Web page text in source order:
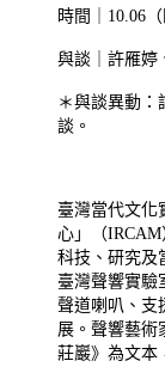
時間｜10.06（
與談｜許雁婷
＊與談異動：
談。
臺灣當代文化
心」（
科技、研究及
臺灣聲響實驗
聲道喇叭、支
展。聲響藝術
莊巖》為文本